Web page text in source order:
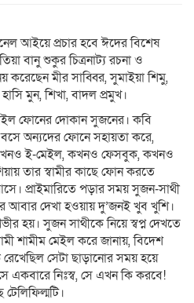
আইয়ে প্রচার হবে ঈদের বিশেষ
বানু শুকুর চিত্রনাট্য রচনা ও
করেছেন মীর সাব্বির, সুমাইয়া শিমু,
মুন, শিখা, বাদল প্রমুখ।
ফোনের দোকান সুজনের। কবি
অন্যদের ফোনে সহায়তা করে,
কখনও ই-মেইল, কখনও ফেসবুক, কখনও
তার স্বামীর কাছে ফোন করতে
প্রাইমারিতে পড়ার সময় সুজন-সাথী
দেখা হওয়ায় দু’জনই খুব খুশি।
হয়। সুজন সাথীকে নিয়ে স্বপ্ন দেখতে
শামীম মেইল করে জানায়, বিদেশ
সেটা ছাড়ানোর সময় হয়ে
একবারে নিঃস্ব, সে এখন কি করবে!